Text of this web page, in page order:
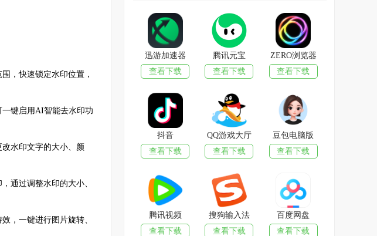
，快速锁定水印位置，
键启用AI智能去水印功
水印文字的大小、颜
通过调整水印的大小、
，一键进行图片旋转、
迅游加速器
查看下载
腾讯元宝
查看下载
ZERO浏览器
查看下载
抖音
查看下载
QQ游戏大厅
查看下载
豆包电脑版
查看下载
腾讯视频
查看下载
搜狗输入法
查看下载
百度网盘
查看下载